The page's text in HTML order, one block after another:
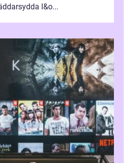
l&o...